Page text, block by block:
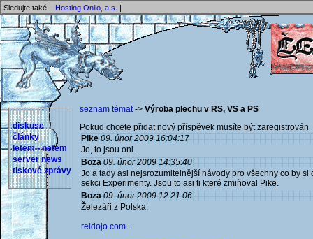
Sledujte také : Hosting Onlio, a.s. |
diskuse
články
letem - netem
server news
tiskové zprávy
seznam témat-> Výroba plechu v RS, VS a PS
Pokud chcete přidat nový příspěvek musíte být
Pike 09. únor 2009 16:04:17
Jo, to jsou oni.
Boza 09. únor 2009 14:35:40
Jo a tady asi nejsrozumitelnější návody pro všechny co by
sekci Experimenty. Jsou to asi ti které zmiňoval Pike.
Boza 09. únor 2009 12:21:06
Železáři z Polska:
reidojo.com...